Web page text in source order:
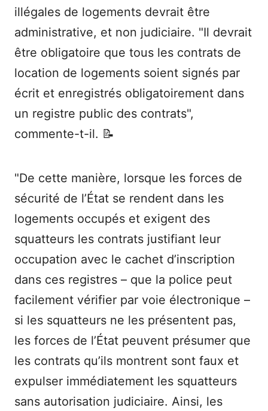
illégales de logements devrait être
administrative, et non judiciaire. "Il devrait
être obligatoire que tous les contrats de
location de logements soient signés par
écrit et enregistrés obligatoirement dans
un registre public des contrats",
commente-t-il. 📝
"De cette manière, lorsque les forces de
sécurité de l’État se rendent dans les
logements occupés et exigent des
squatteurs les contrats justifiant leur
occupation avec le cachet d’inscription
dans ces registres – que la police peut
facilement vérifier par voie électronique –
si les squatteurs ne les présentent pas,
les forces de l’État peuvent présumer que
les contrats qu’ils montrent sont faux et
expulser immédiatement les squatteurs
sans autorisation judiciaire. Ainsi, les